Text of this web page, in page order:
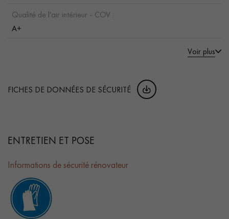
Qualité de l'air intérieur - COV :
A+
Voir plus
FICHES DE DONNÉES DE SÉCURITÉ
ENTRETIEN ET POSE
Informations de sécurité rénovateur